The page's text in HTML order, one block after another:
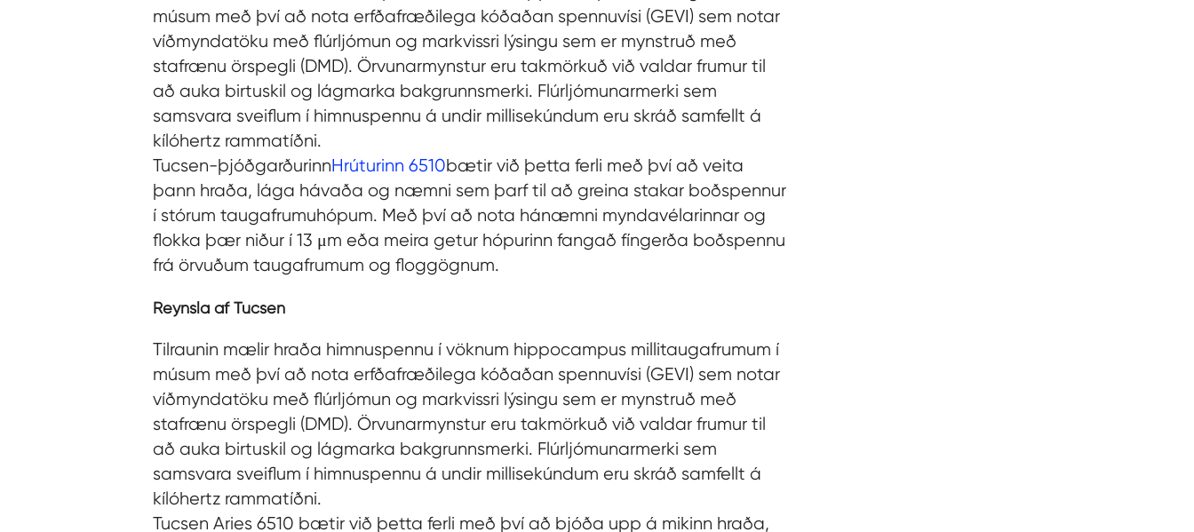
músum með því að nota erfðafræðilega kóðaðan spennuvísi (GEVI) sem notar
víðmyndatöku með flúrljómun og markvissri lýsingu sem er mynstruð með
stafrænu örspegli (DMD). Örvunarmynstur eru takmörkuð við valdar frumur til
að auka birtuskil og lágmarka bakgrunnsmerki. Flúrljómunarmerki sem
samsvara sveiflum í himnuspennu á undir millisekúndum eru skráð samfellt á
kílóhertz rammatíðni.
Tucsen-þjóðgarðurinnHrúturinn 6510bætir við þetta ferli með því að veita
þann hraða, lága hávaða og næmni sem þarf til að greina stakar boðspennur
í stórum taugafrumuhópum. Með því að nota hánæmni myndavélarinnar og
flokka þær niður í 13 μm eða meira getur hópurinn fangað fíngerða boðspennu
frá örvuðum taugafrumum og floggögnum.
Reynsla af Tucsen
Tilraunin mælir hraða himnuspennu í vöknum hippocampus millitaugafrumum í
músum með því að nota erfðafræðilega kóðaðan spennuvísi (GEVI) sem notar
víðmyndatöku með flúrljómun og markvissri lýsingu sem er mynstruð með
stafrænu örspegli (DMD). Örvunarmynstur eru takmörkuð við valdar frumur til
að auka birtuskil og lágmarka bakgrunnsmerki. Flúrljómunarmerki sem
samsvara sveiflum í himnuspennu á undir millisekúndum eru skráð samfellt á
kílóhertz rammatíðni.
Tucsen Aries 6510 bætir við þetta ferli með því að bjóða upp á mikinn hraða,